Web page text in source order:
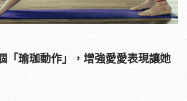
「瑜珈動作」，增強愛愛表現讓她